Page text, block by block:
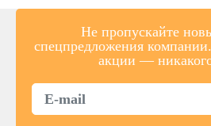
Не пропускайте
спецпредложения
акции —